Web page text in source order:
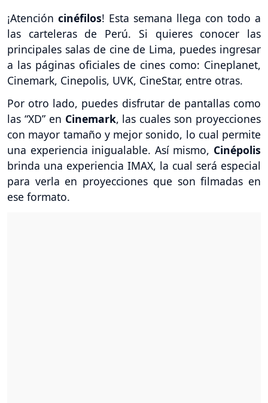
¡Atención cinéfilos! Esta semana llega con todo a
las carteleras de Perú. Si quieres conocer las
principales salas de cine de Lima, puedes ingresar
a las páginas oficiales de cines como: Cineplanet,
Cinemark, Cinepolis, UVK, CineStar, entre otras.
Por otro lado, puedes disfrutar de pantallas como
las “XD” en Cinemark, las cuales son proyecciones
con mayor tamaño y mejor sonido, lo cual permite
una experiencia inigualable. Así mismo, Cinépolis
brinda una experiencia IMAX, la cual será especial
para verla en proyecciones que son filmadas en
ese formato.